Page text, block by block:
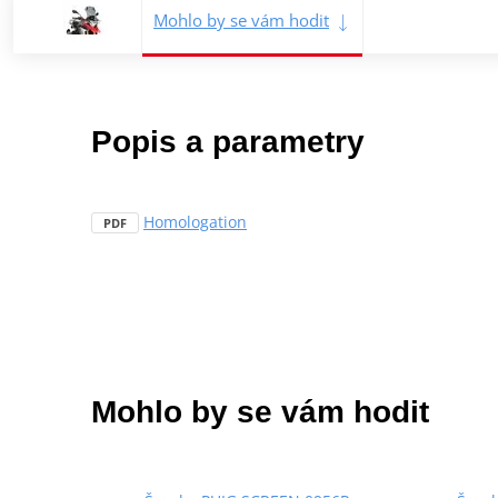
Mohlo by se vám hodit
Popis a parametry
PDF Homologation
Mohlo by se vám hodit